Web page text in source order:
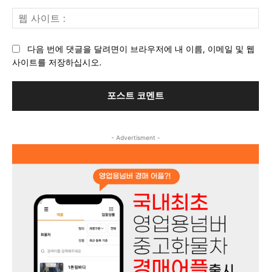
일
사
다음 번에 댓글을 달려면이 브라우저에 내 이름, 이메일 및 웹
사이트를 저장하십시오.
- Advertisment -